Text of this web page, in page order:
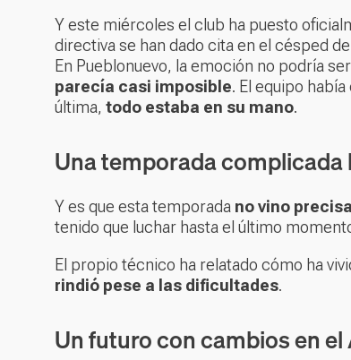
Y este miércoles el club ha puesto
directiva se han dado cita en el césped del
En Pueblonuevo, la emoción no podría
parecía casi imposible. El equipo había
última, todo estaba en su mano.
Una temporada complicada
Y es que esta temporada no vino
tenido que luchar hasta el último
El propio técnico ha relatado cómo ha
rindió pese a las dificultades.
Un futuro con cambios en